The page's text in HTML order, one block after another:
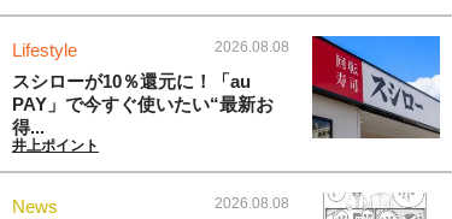
Lifestyle 2026.08.08
スシローが10％還元に！「au
PAY」で今すぐ使いたい“最新お
得...
井上ポイント
News 2026.08.08